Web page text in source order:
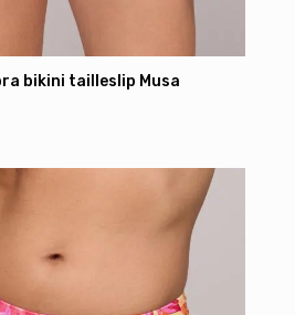
bikini tailleslip Musa